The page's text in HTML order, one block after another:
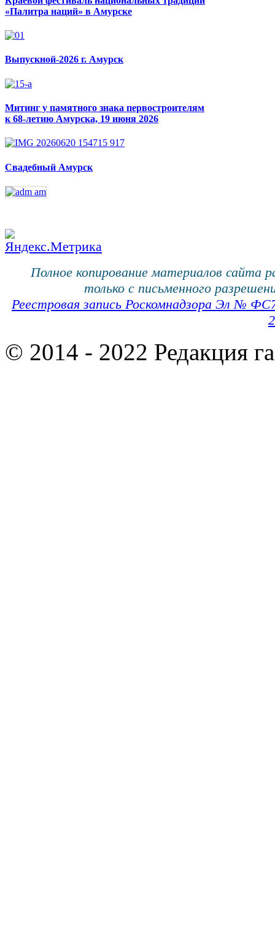
«Палитра наций» в Амурске
Выпускной-2026 г. Амурск
Митинг у памятного знака первостроителям
к 68-летию Амурска, 19 июня 2026
Свадебный Амурск
Полное копирование материалов сайта
только с письменного
Реестровая запись Роскомнадзора Эл №
© 2014 - 2022 Редакция